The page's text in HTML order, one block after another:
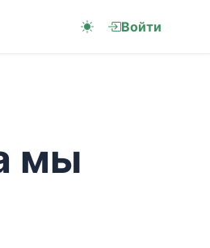
Войти
мы